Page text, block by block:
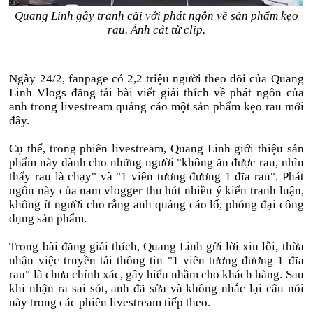
Quang Linh gây tranh cãi với phát ngôn về sản phẩm kẹo
rau. Ảnh cắt từ clip.
Ngày 24/2, fanpage có 2,2 triệu người theo dõi của Quang
Linh Vlogs đăng tải bài viết giải thích về phát ngôn của
anh trong livestream quảng cáo một sản phẩm kẹo rau mới
đây.
Cụ thể, trong phiên livestream, Quang Linh giới thiệu sản
phẩm này dành cho những người "không ăn được rau, nhìn
thấy rau là chạy" và "1 viên tương đương 1 đĩa rau". Phát
ngôn này của nam vlogger thu hút nhiều ý kiến tranh luận,
không ít người cho rằng anh quảng cáo lố, phóng đại công
dụng sản phẩm.
Trong bài đăng giải thích, Quang Linh gửi lời xin lỗi, thừa
nhận việc truyền tải thông tin "1 viên tương đương 1 đĩa
rau" là chưa chính xác, gây hiểu nhầm cho khách hàng. Sau
khi nhận ra sai sót, anh đã sửa và không nhắc lại câu nói
này trong các phiên livestream tiếp theo.